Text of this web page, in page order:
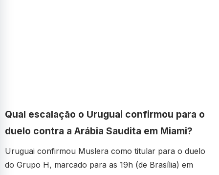
Qual escalação o Uruguai confirmou para o
duelo contra a Arábia Saudita em Miami?
Uruguai confirmou Muslera como titular para o duelo
do Grupo H, marcado para as 19h (de Brasília) em